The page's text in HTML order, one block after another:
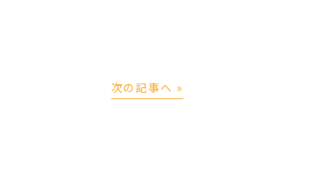
次の記事へ »